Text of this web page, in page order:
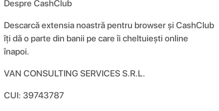
Despre CashClub
Descarcă extensia noastră pentru browser și CashClub
îți dă o parte din banii pe care îi cheltuiești online
înapoi.
VAN CONSULTING SERVICES S.R.L.
CUI: 39743787